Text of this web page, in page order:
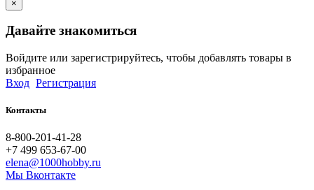
×
Давайте знакомиться
Войдите или зарегистрируйтесь, чтобы добавлять товары в
избранное
Вход Регистрация
Контакты
8-800-201-41-28
+7 499 653-67-00
elena@1000hobby.ru
Мы Вконтакте